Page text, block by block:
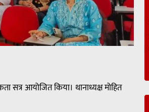
आयोजित किया। थानाध्यक्ष मोहित